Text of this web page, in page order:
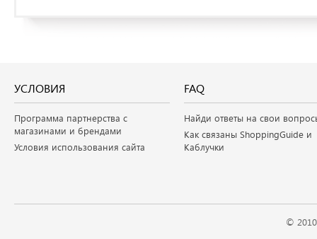
УСЛОВИЯ
Программа партнерства с
магазинами и брендами
Условия использования сайта
FAQ
Найди ответы на свои
Как связаны ShoppingGuide и
Каблучки
©